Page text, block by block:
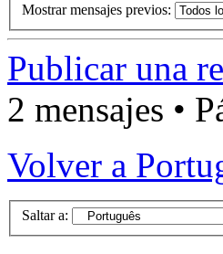
Mostrar mensajes previos:
Publicar una
2 mensajes •
Volver a
Saltar a: